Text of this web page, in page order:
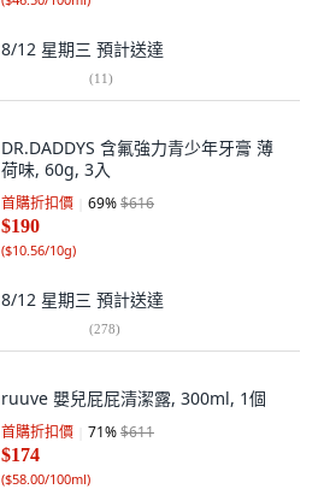
8/12 星期三 預計送達
(11)
DR.DADDYS 含氟強力青少年牙膏 薄
荷味, 60g, 3入
首購折扣價 69%$616
$190
($10.56/10g)
8/12 星期三 預計送達
(278)
ruuve 嬰兒屁屁清潔露, 300ml, 1個
首購折扣價 71%$611
$174
($58.00/100ml)